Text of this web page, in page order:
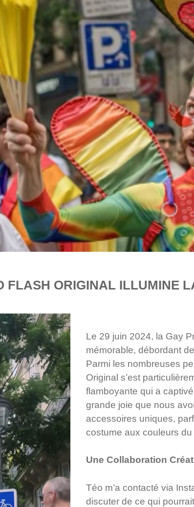
FLASH ORIGINAL ILLUMINE
Le 29 juin 2024, la Gay
mémorable, débordant
Parmi les nombreuses
Original s’est
flamboyante qui a
grande joie que nous
accessoires uniques,
costume aux couleurs
Une Collaboration
Téo m’a contacté via
discuter de ce qui